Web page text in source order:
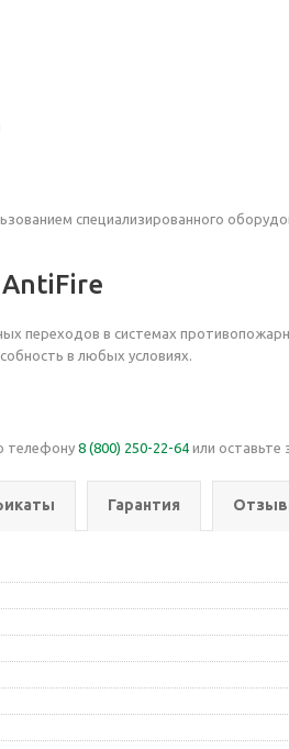
специализированного
в системах
в любых условиях.
телефону 8 (800) 250-22-64 или оставьте
Гарантия